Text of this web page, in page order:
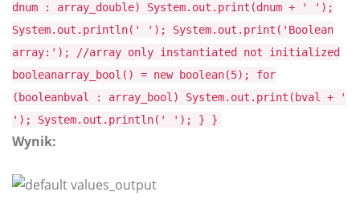
dnum : array_double) System.out.print(dnum + ' ');
System.out.println(' '); System.out.print('Boolean
array:'); //array only instantiated not initialized
booleanarray_bool() = new boolean(5); for
(booleanbval : array_bool) System.out.print(bval + '
'); System.out.println(' '); } }
Wynik: